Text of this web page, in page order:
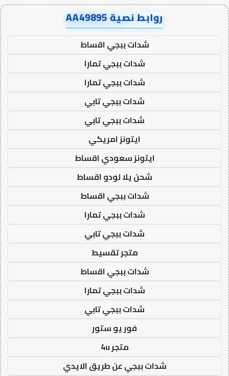
روابط نصية AA49895
شدات ببجي اقساط
شدات ببجي تمارا
شدات ببجي تمارا
شدات ببجي تابي
شدات ببجي تابي
ايتونز امريكي
ايتونز سعودي اقساط
شحن يلا لودو اقساط
شدات ببجي اقساط
شدات ببجي تمارا
شدات ببجي تابي
متجر تقسيط
شدات ببجي اقساط
شدات ببجي تمارا
شدات ببجي تابي
فور يو ستور
متجر 4u
شدات ببجي عن طريق الايدي